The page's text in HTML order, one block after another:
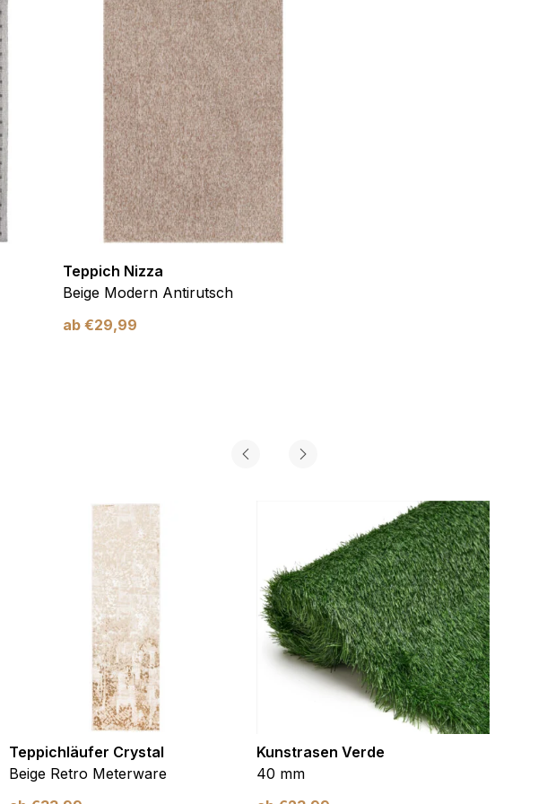
Teppich Nizza
Beige Modern Antirutsch
ab €29,99
Teppichläufer Crystal
Beige Retro Meterware
Kunstrasen Verde
40 mm
Benutzer auf der Website verhalten,
zu verfolgen. Das Ziel ist es, Anzeigen
sind und somit wertvoller für Herausgeber und
noch keiner Kategorie zugeordnet wurden.
Alle akzeptieren